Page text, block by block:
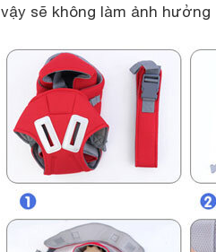
vậy sẽ không làm ảnh